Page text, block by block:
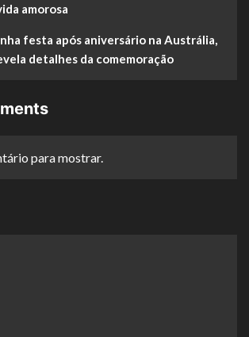
amorosa
festa após aniversário na Austrália,
detalhes da comemoração
para mostrar.